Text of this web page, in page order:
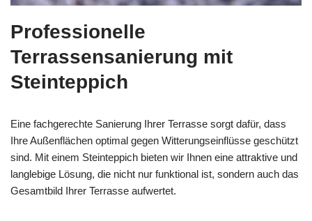
Professionelle
Terrassensanierung mit
Steinteppich
Eine fachgerechte Sanierung Ihrer Terrasse sorgt dafür, dass
Ihre Außenflächen optimal gegen Witterungseinflüsse geschützt
sind. Mit einem Steinteppich bieten wir Ihnen eine attraktive und
langlebige Lösung, die nicht nur funktional ist, sondern auch das
Gesamtbild Ihrer Terrasse aufwertet.